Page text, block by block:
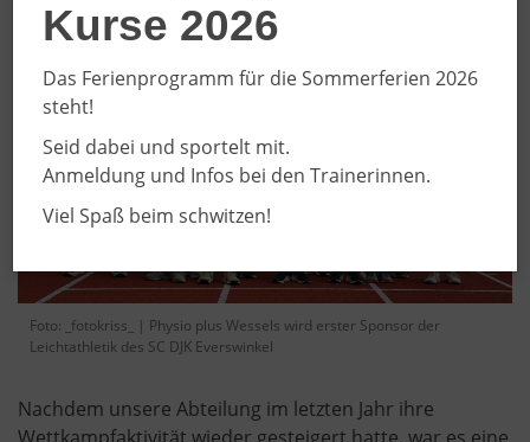
Foto: _fotokriss_ | Physio plus Wessels wird erster Sponsor der
Leichtathletik des SC DJK Everswinkel
Nachdem unsere Abteilung im letzten Jahr ihre
Kurse 2026
Das Ferienprogramm für die Sommerferien 2026
steht!
Seid dabei und sportelt mit.
Anmeldung und Infos bei den Trainerinnen.
Viel Spaß beim schwitzen!